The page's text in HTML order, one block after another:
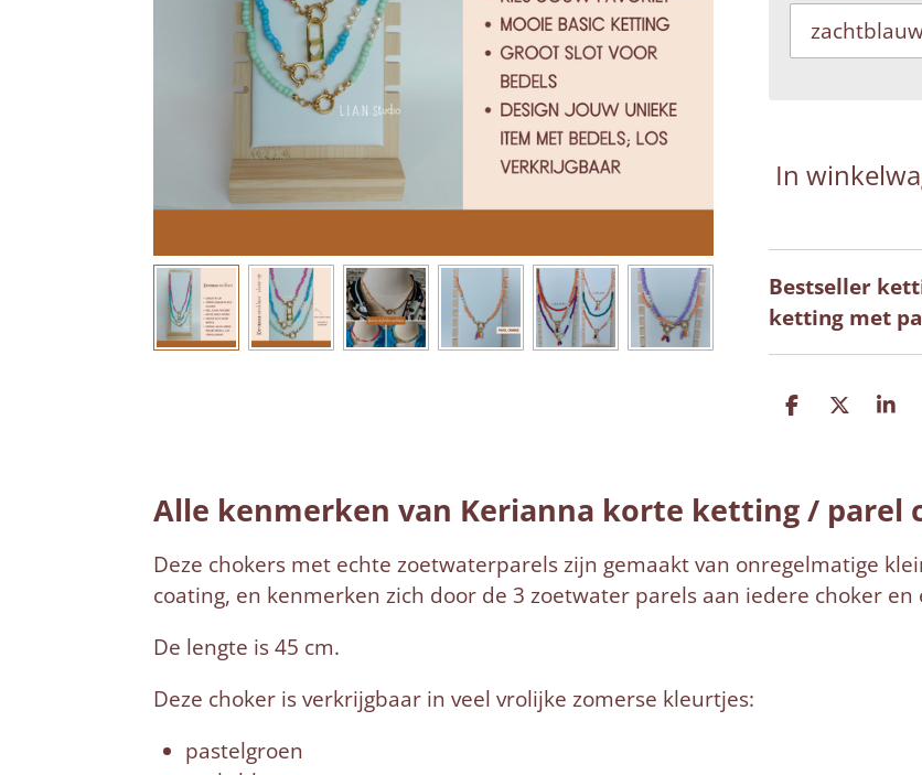
In
Bestseller
ketting met
D
D
S
Alle kenmerken van Kerianna korte ketting / parel
Deze chokers met echte zoetwaterparels zijn gemaakt van onregelmatige
coating, en kenmerken zich door de 3 zoetwater parels aan iedere choker
De lengte is 45 cm.
Deze choker is verkrijgbaar in veel vrolijke zomerse kleurtjes:
pastelgroen